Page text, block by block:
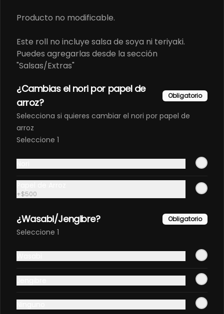
$3.100 $1.790
Redes sociales
Instagram
Producto no modificable.
Este roll no incluye salsa de soya ni teriyaki.
Puedes agregarlas desde la sección
"Salsas/Extras"
¿Cambias el nori por papel de
arroz?
Obligatorio
Selecciona si quieres cambiar el nori por papel de
arroz
Seleccione 1
+$500
¿Wasabi/Jengibre? Obligatorio
Seleccione 1